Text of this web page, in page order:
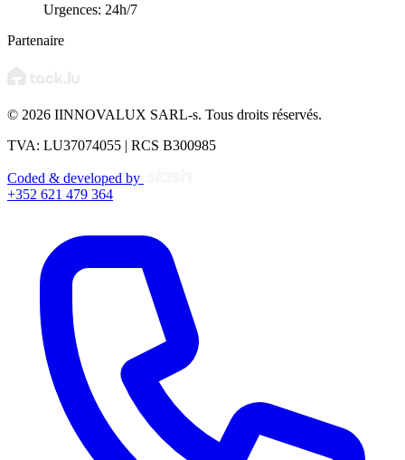
Urgences: 24h/7
Partenaire
© 2026 IINNOVALUX SARL-s. Tous droits réservés.
TVA: LU37074055 | RCS B300985
Coded & developed by
+352 621 479 364